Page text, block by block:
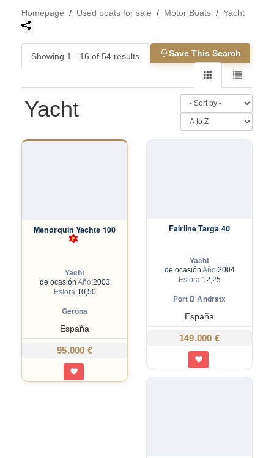
Homepage / Used boats for sale / Motor Boats / Yacht
Showing 1 - 16 of 54 results Save This Search
Yacht
Yacht
de ocasión Año:2003
Eslora:10,50
Gerona
España
95.000 €
Fairline Targa 40
Yacht
de ocasión Año:2004
Eslora:12,25
Port D Andratx
España
149.000 €